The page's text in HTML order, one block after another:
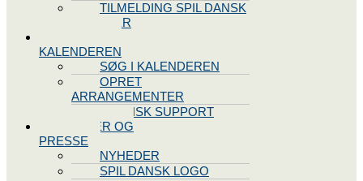
TILMELDING SPIL DANSK
ARTISTER
KALENDEREN
SØG I KALENDEREN
OPRET
ARRANGEMENTER
TEKNISK SUPPORT
NYHEDER OG
PRESSE
NYHEDER
SPIL DANSK LOGO